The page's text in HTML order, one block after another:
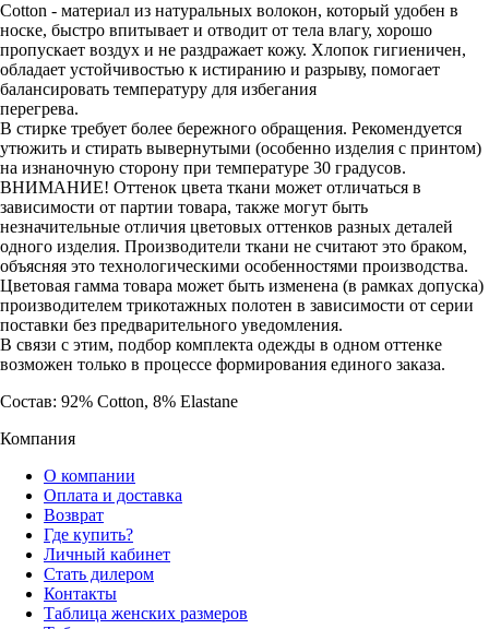
Cotton - материал из натуральных волокон, который удобен в
носке, быстро впитывает и отводит от тела влагу, хорошо
пропускает воздух и не раздражает кожу. Хлопок гигиеничен,
обладает устойчивостью к истиранию и разрыву, помогает
балансировать температуру для избегания
перегрева.
В стирке требует более бережного обращения. Рекомендуется
утюжить и стирать вывернутыми (особенно изделия с принтом)
на изнаночную сторону при температуре 30 градусов.
ВНИМАНИЕ! Оттенок цвета ткани может отличаться в
зависимости от партии товара, также могут быть
незначительные отличия цветовых оттенков разных деталей
одного изделия. Производители ткани не считают это браком,
объясняя это технологическими особенностями производства.
Цветовая гамма товара может быть изменена (в рамках допуска)
производителем трикотажных полотен в зависимости от серии
поставки без предварительного уведомления.
В связи с этим, подбор комплекта одежды в одном оттенке
возможен только в процессе формирования единого заказа.
Состав: 92% Cotton, 8% Elastane
Компания
О компании
Оплата и доставка
Возврат
Где купить?
Личный кабинет
Стать дилером
Контакты
Таблица женских размеров